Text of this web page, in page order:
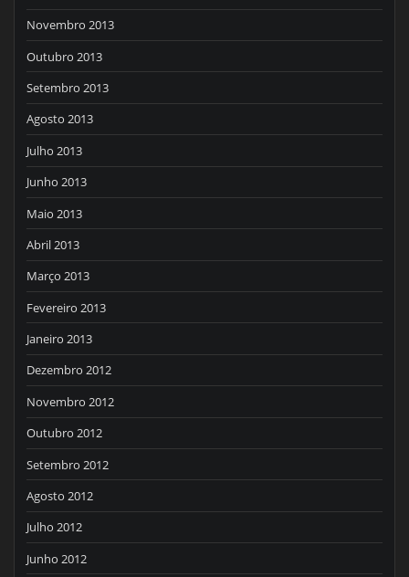
Novembro 2013
Outubro 2013
Setembro 2013
Agosto 2013
Julho 2013
Junho 2013
Maio 2013
Abril 2013
Março 2013
Fevereiro 2013
Janeiro 2013
Dezembro 2012
Novembro 2012
Outubro 2012
Setembro 2012
Agosto 2012
Julho 2012
Junho 2012